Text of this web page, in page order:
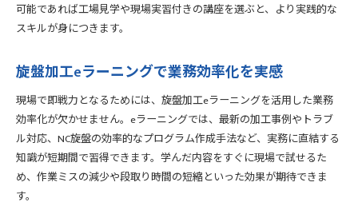
可能であれば工場見学や現場実習付きの講座を選ぶと、より実践的な
スキルが身につきます。
旋盤加工eラーニングで業務効率化を実感
現場で即戦力となるためには、旋盤加工eラーニングを活用した業務
効率化が欠かせません。eラーニングでは、最新の加工事例やトラブ
ル対応、NC旋盤の効率的なプログラム作成手法など、実務に直結する
知識が短期間で習得できます。学んだ内容をすぐに現場で試せるた
め、作業ミスの減少や段取り時間の短縮といった効果が期待できま
す。